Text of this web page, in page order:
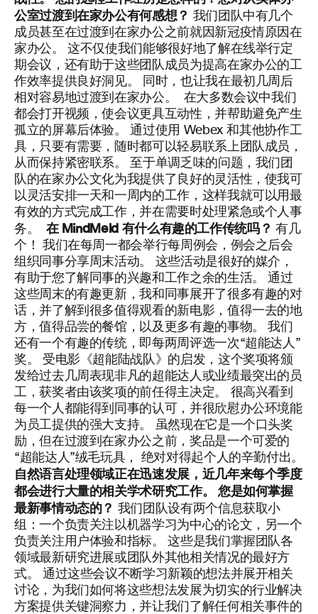
公室过渡到在家办公有何感想？ 我们团队中有几个
成员甚至在过渡到在家办公之前就因新冠疫情原因在
家办公。 这不仅使我们能够很好地了解在线举行定
期会议，还有助于这些团队成员为提高在家办公的工
作效率提供良好洞见。 同时，也让我在最初几周后
相对容易地过渡到在家办公。
在大多数会议中我们
都会打开视频，使会议更具互动性，并帮助避免产生
孤立的屏幕后体验。 通过使用 Webex 和其他协作工
具，只要有需要，随时都可以轻易联系上团队成员，
从而保持紧密联系。
至于单调乏味的问题，我们团
队的在家办公文化为我提供了良好的灵活性，使我可
以灵活安排一天和一周内的工作，这样我就可以用最
有效的方式完成工作，并在需要时处理紧急或个人事
务。
在 MindMeld有什么有趣的工作传统吗？ 有几
个！ 我们在每周一都会举行每周例会，例会之后会
组织同事分享周末活动。 这些活动是很好的媒介，
有助于您了解同事的兴趣和工作之余的生活。 通过
这些周末的有趣更新，我和同事展开了很多有趣的对
话，并了解到很多值得观看的新电影，值得一去的地
方，值得品尝的餐馆，以及更多有趣的事物。
我们
还有一个有趣的传统，即每两周评选一次“超能达人”
奖。 受电影《超能陆战队》的启发，这个奖项将颁
发给过去几周表现非凡的超能达人或业绩最突出的员
工，获奖者由该奖项的前任得主决定。 很高兴看到
每一个人都能得到同事的认可，并很欣慰办公环境能
为员工提供的强大支持。 虽然现在它是一个口头奖
励，但在过渡到在家办公之前，奖品是一个可爱的
“超能达人”绒毛玩具， 绝对对得起个人的辛勤付出。
自然语言处理领域正在迅速发展，近几年来每个季度
都会进行大量的相关学术研究工作。 您是如何掌握
最新事情动态的？ 我们团队设有两个信息获取小
组：一个负责关注以机器学习为中心的论文，另一个
负责关注用户体验和指标。 这些是我们掌握团队各
领域最新研究进展或团队外其他相关情况的最好方
式。 通过这些会议不断学习新颖的想法并展开相关
讨论，为我们如何将这些想法发展为切实的行业解决
方案提供关键洞察力，并让我们了解任何相关事件的